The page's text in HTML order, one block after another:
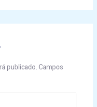
publicado.Campos